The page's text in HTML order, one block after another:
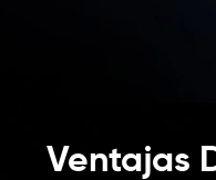
Ventajas